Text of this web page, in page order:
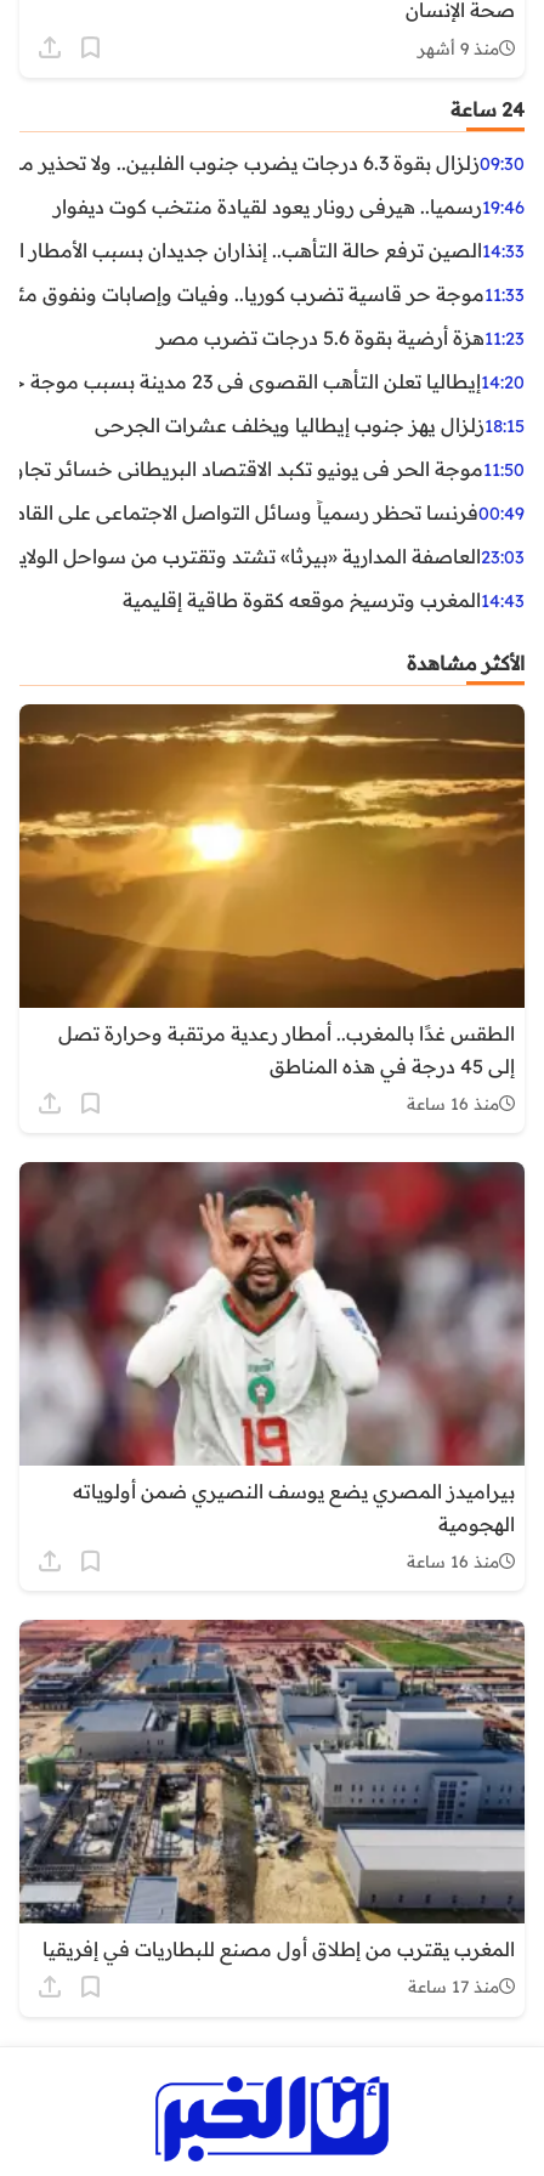
صحة الإنسان
منذ 9 أشهر
24 ساعة
09:30زلزال بقوة 6.3 درجات يضرب جنوب الفلبين.. ولا تحذير من تسونامي حتى الآن
19:46رسميا.. هيرفي رونار يعود لقيادة منتخب كوت ديفوار
14:33الصين ترفع حالة التأهب.. إنذاران جديدان بسبب الأمطار
11:33موجة حر قاسية تضرب كوريا.. وفيات وإصابات ونفوق مئات
11:23هزة أرضية بقوة 5.6 درجات تضرب مصر
14:20إيطاليا تعلن التأهب القصوى في 23 مدينة بسبب موجة حر شديدة
18:15زلزال يهز جنوب إيطاليا ويخلف عشرات الجرحى
11:50موجة الحر في يونيو تكبد الاقتصاد البريطاني خسائر تجاوزت 1.5 مليار
00:49فرنسا تحظر رسمياً وسائل التواصل الاجتماعي على القاصرين
23:03العاصفة المدارية «بيرثا» تشتد وتقترب من سواحل
14:43المغرب وترسيخ موقعه كقوة طاقية إقليمية
الأكثر مشاهدة
الطقس غدًا بالمغرب.. أمطار رعدية مرتقبة وحرارة تصل
إلى 45 درجة في هذه المناطق
منذ 16 ساعة
بيراميدز المصري يضع يوسف النصيري ضمن أولوياته
الهجومية
منذ 16 ساعة
المغرب يقترب من إطلاق أول مصنع للبطاريات في إفريقيا
منذ 17 ساعة